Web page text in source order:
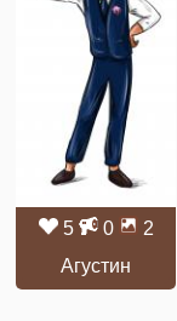
5 0
2
Агустин